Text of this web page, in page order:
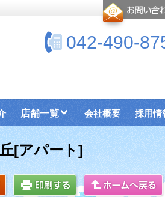
042-490-
店舗一覧 会社概要 採用情
[アパート]